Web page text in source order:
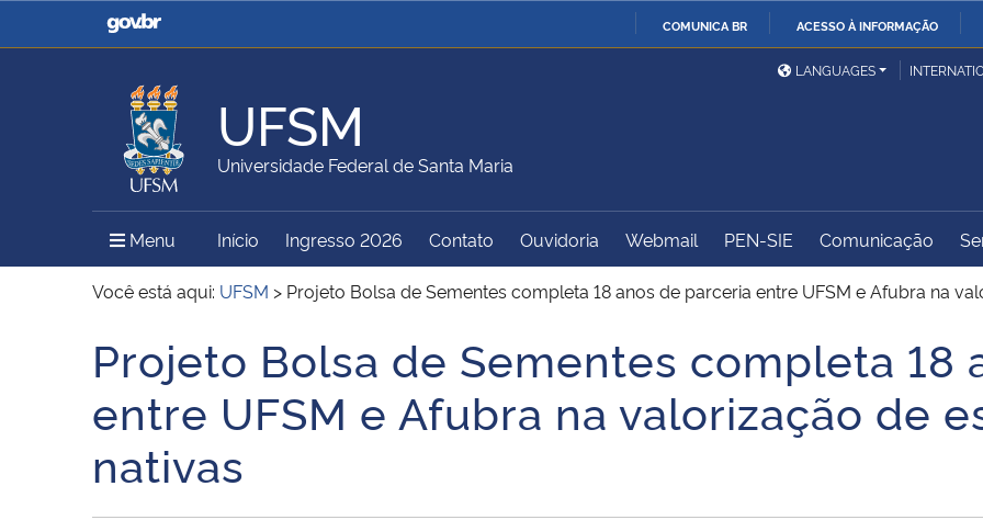
COMUNICA BR ACESSO À INFORMAÇÃO
Casa Civil
Ministério da Justiça e
Ministério da Defesa
Ministério das Relações
Exteriores
Ministério da Agricultura,
Pecuária e Abastecimento
Ministério da Educação
Ministério do Meio Ambiente Ministério do Turismo
Ministério do
Desenvolvimento Regional
Controladoria-Geral da
União
Secretaria de Governo
Gabinete de Segurança
Institucional
Advocacia-Geral da União Banco Central do Brasil
LANGUAGES
UFSM
Universidade Federal de Santa Maria
Menu Menu Principal do Sítio
Início Ingresso 2026 Contato Ouvidoria Webmail PEN-SIE Comunicação
Você está aqui: UFSM > Projeto Bolsa de Sementes completa 18 anos de parceria entre UFSM e Afubra na
Início do conteúdo
Projeto Bolsa de Sementes completa 18
entre UFSM e Afubra na valorização de
nativas